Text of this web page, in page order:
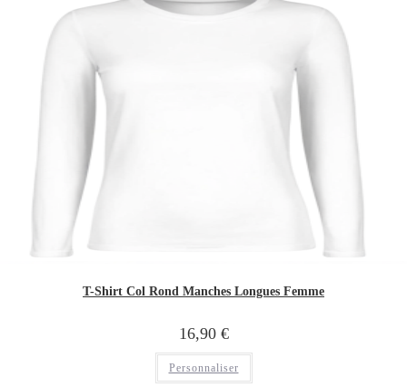
T-Shirt Col Rond Manches Longues Femme
16,90 €
Personnaliser